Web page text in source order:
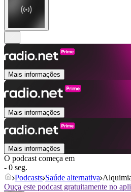
Mais informações
Mais informações
Mais informações
O podcast começa em
- 0 seg.
Podcasts Saúde alternativa
Ouça este podcast gratuitamente no